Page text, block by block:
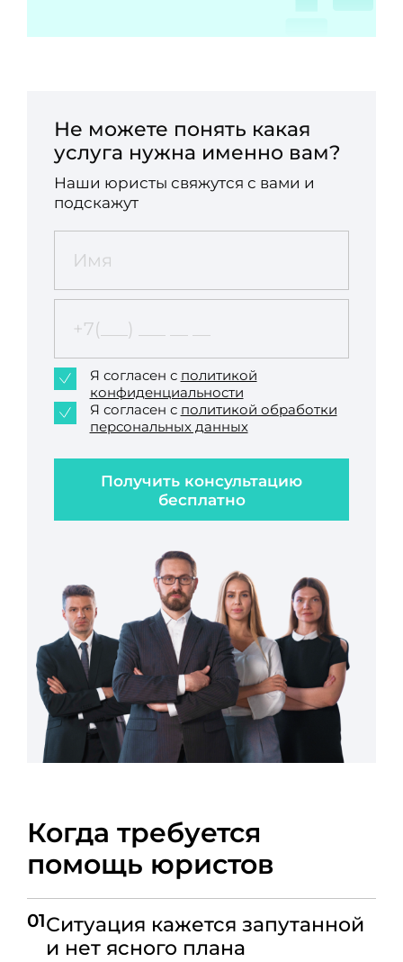
Не можете понять какая
услуга нужна именно вам?
Наши юристы свяжутся с вами и
подскажут
Получить консультацию
бесплатно
Я согласен с политикой
конфиденциальности
Я согласен с политикой обработки
персональных данных
Когда требуется
помощь юристов
01Ситуация кажется запутанной
и нет ясного плана